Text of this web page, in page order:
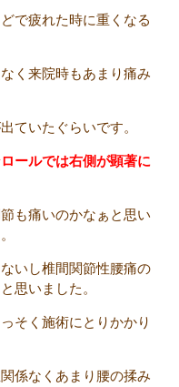
で疲れた時に重くなる
く来院時もあまり痛み
ていたぐらいです。
ールでは右側が顕著に
も痛いのかなぁと思い
いし椎間関節性腰痛の
思いました。
そく施術にとりかかり
係なくあまり腰の揉み